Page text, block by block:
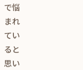
で悩
まれ
てい
ると
思い